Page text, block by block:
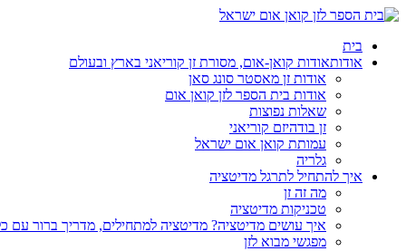
בית
אודותאודות קואן-אום, מסורת זן קוריאני בארץ ובעולם
אודות זן מאסטר סונג סאן
אודות בית הספר לזן קואן אום
שאלות נפוצות
זן בודהיזם קוריאני
עמותת קואן אום ישראל
גלריה
איך להתחיל לתרגל מדיטציה
מה זה זן
טכניקות מדיטציה
איך עושים מדיטציה? מדיטציה למתחילים, מדריך ברור עם
מפגשי מבוא לזן